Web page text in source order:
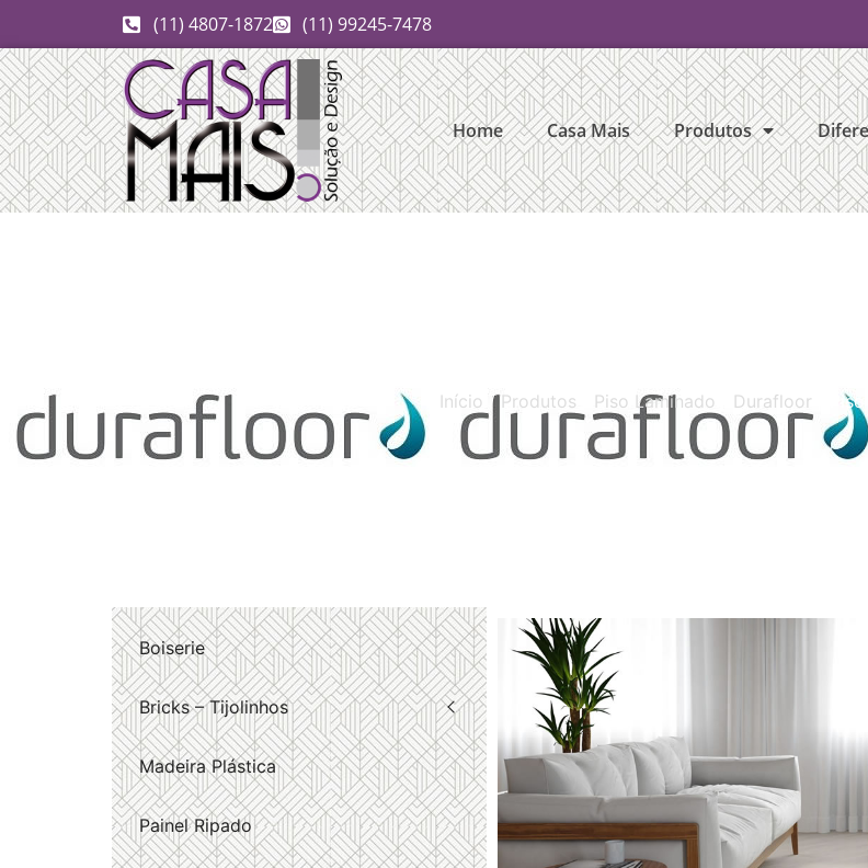
(11) 4807-1872 (11) 99245-7478
Home Casa Mais Produtos
Início /Produtos Piso Laminado Durafloor /
Boiserie
Bricks – Tijolinhos
Madeira Plástica
Painel Ripado